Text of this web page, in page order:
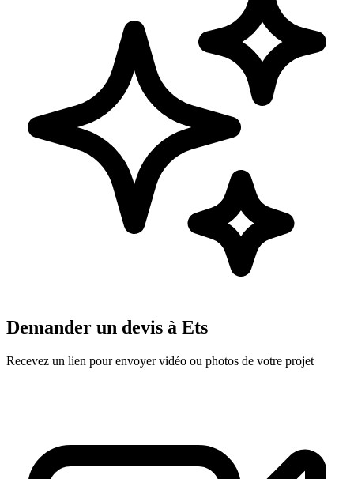
Demander un devis à Ets
Recevez un lien pour envoyer vidéo ou photos de votre projet